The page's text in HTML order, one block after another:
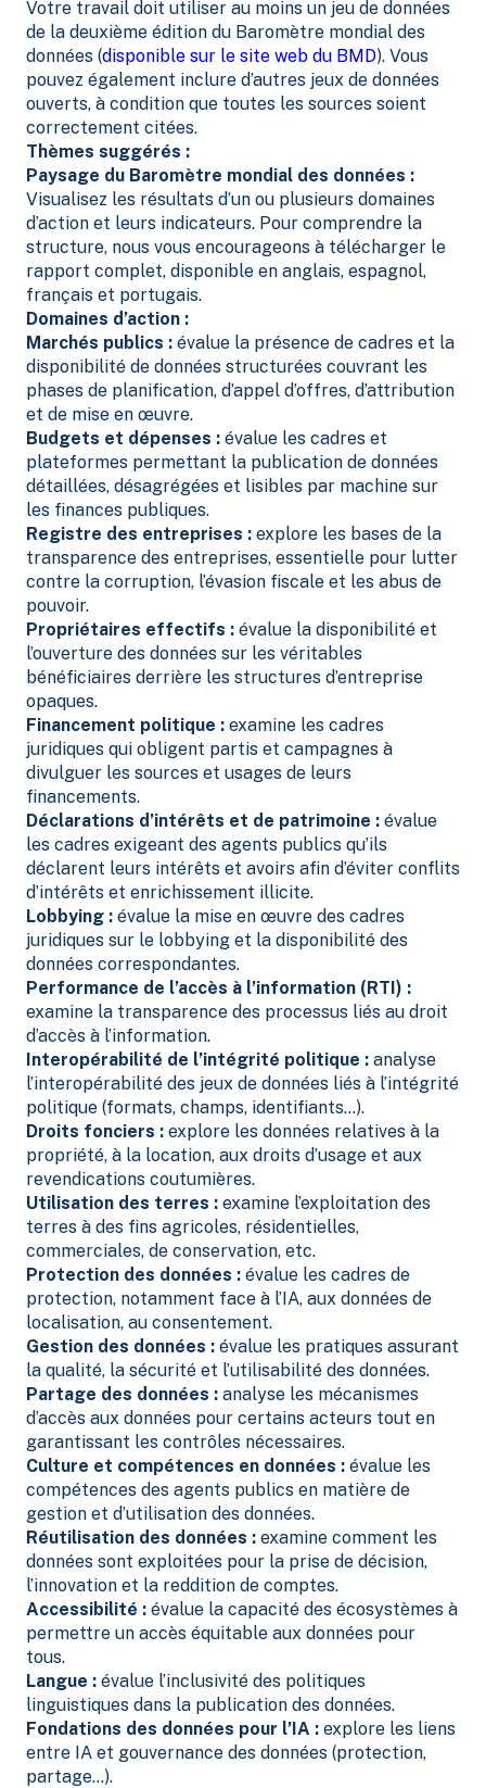
Votre travail doit utiliser au moins un jeu de données
de la deuxième édition du Baromètre mondial des
données (disponible sur le site web du BMD). Vous
pouvez également inclure d’autres jeux de données
ouverts, à condition que toutes les sources soient
correctement citées.
Thèmes suggérés :
Paysage du Baromètre mondial des données :
Visualisez les résultats d’un ou plusieurs domaines
d’action et leurs indicateurs. Pour comprendre la
structure, nous vous encourageons à télécharger le
rapport complet, disponible en anglais, espagnol,
français et portugais.
Domaines d’action :
Marchés publics : évalue la présence de cadres et la
disponibilité de données structurées couvrant les
phases de planification, d’appel d’offres, d’attribution
et de mise en œuvre.
Budgets et dépenses : évalue les cadres et
plateformes permettant la publication de données
détaillées, désagrégées et lisibles par machine sur
les finances publiques.
Registre des entreprises : explore les bases de la
transparence des entreprises, essentielle pour lutter
contre la corruption, l’évasion fiscale et les abus de
pouvoir.
Propriétaires effectifs : évalue la disponibilité et
l’ouverture des données sur les véritables
bénéficiaires derrière les structures d’entreprise
opaques.
Financement politique : examine les cadres
juridiques qui obligent partis et campagnes à
divulguer les sources et usages de leurs
financements.
Déclarations d’intérêts et de patrimoine : évalue
les cadres exigeant des agents publics qu’ils
déclarent leurs intérêts et avoirs afin d’éviter conflits
d’intérêts et enrichissement illicite.
Lobbying : évalue la mise en œuvre des cadres
juridiques sur le lobbying et la disponibilité des
données correspondantes.
Performance de l’accès à l’information (RTI) :
examine la transparence des processus liés au droit
d’accès à l’information.
Interopérabilité de l’intégrité politique : analyse
l’interopérabilité des jeux de données liés à l’intégrité
politique (formats, champs, identifiants…).
Droits fonciers : explore les données relatives à la
propriété, à la location, aux droits d’usage et aux
revendications coutumières.
Utilisation des terres : examine l’exploitation des
terres à des fins agricoles, résidentielles,
commerciales, de conservation, etc.
Protection des données : évalue les cadres de
protection, notamment face à l’IA, aux données de
localisation, au consentement.
Gestion des données : évalue les pratiques assurant
la qualité, la sécurité et l’utilisabilité des données.
Partage des données : analyse les mécanismes
d’accès aux données pour certains acteurs tout en
garantissant les contrôles nécessaires.
Culture et compétences en données : évalue les
compétences des agents publics en matière de
gestion et d’utilisation des données.
Réutilisation des données : examine comment les
données sont exploitées pour la prise de décision,
l’innovation et la reddition de comptes.
Accessibilité : évalue la capacité des écosystèmes à
permettre un accès équitable aux données pour
tous.
Langue : évalue l’inclusivité des politiques
linguistiques dans la publication des données.
Fondations des données pour l’IA : explore les liens
entre IA et gouvernance des données (protection,
partage…).